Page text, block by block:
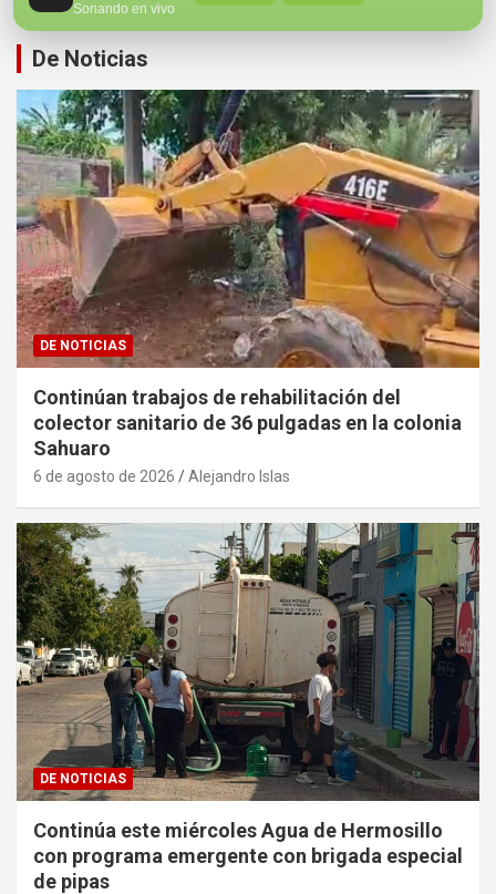
Sonando en vivo
De Noticias
DE NOTICIAS
Continúan trabajos de rehabilitación del
colector sanitario de 36 pulgadas en la colonia
Sahuaro
6 de agosto de 2026 Alejandro Islas
DE NOTICIAS
Continúa este miércoles Agua de Hermosillo
con programa emergente con brigada especial
de pipas